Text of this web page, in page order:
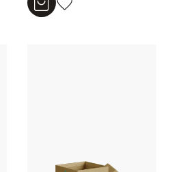
Aggiungi al carrello